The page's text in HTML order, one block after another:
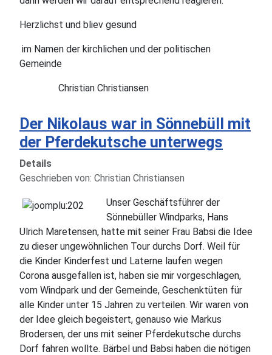
Herzlichst und bliev gesund
im Namen der kirchlichen und der politischen
Gemeinde
Christian Christiansen
Der Nikolaus war in Sönnebüll mit
der Pferdekutsche unterwegs
Details
Geschrieben von: Christian Christiansen
Unser Geschäftsführer der
Sönnebüller Windparks, Hans
Ulrich Maretensen, hatte mit seiner Frau Babsi die Idee
zu dieser ungewöhnlichen Tour durchs Dorf. Weil für
die Kinder Kinderfest und Laterne laufen wegen
Corona ausgefallen ist, haben sie mir vorgeschlagen,
vom Windpark und der Gemeinde, Geschenktüten für
alle Kinder unter 15 Jahren zu verteilen. Wir waren von
der Idee gleich begeistert, genauso wie Markus
Brodersen, der uns mit seiner Pferdekutsche durchs
Dorf fahren wollte. Bärbel und Babsi haben die nötigen